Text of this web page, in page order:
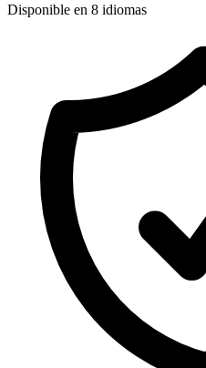
Disponible en 8 idiomas